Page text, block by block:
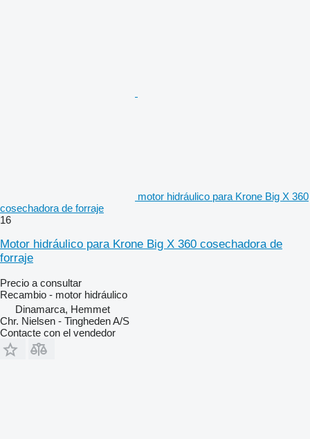
motor hidráulico para Krone Big X 360
cosechadora de forraje
16
Motor hidráulico para Krone Big X 360 cosechadora de
forraje
Precio a consultar
Recambio - motor hidráulico
Dinamarca, Hemmet
Chr. Nielsen - Tingheden A/S
Contacte con el vendedor